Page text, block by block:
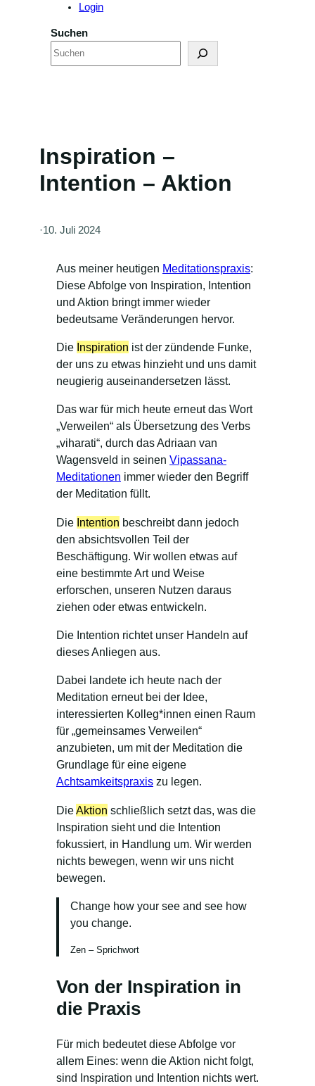
Login
Suchen
Inspiration –
Intention – Aktion
·10. Juli 2024
Aus meiner heutigen Meditationspraxis:
Diese Abfolge von Inspiration, Intention
und Aktion bringt immer wieder
bedeutsame Veränderungen hervor.
Die Inspiration ist der zündende Funke,
der uns zu etwas hinzieht und uns damit
neugierig auseinandersetzen lässt.
Das war für mich heute erneut das Wort
„Verweilen“ als Übersetzung des Verbs
„viharati“, durch das Adriaan van
Wagensveld in seinen Vipassana-
Meditationen immer wieder den Begriff
der Meditation füllt.
Die Intention beschreibt dann jedoch
den absichtsvollen Teil der
Beschäftigung. Wir wollen etwas auf
eine bestimmte Art und Weise
erforschen, unseren Nutzen daraus
ziehen oder etwas entwickeln.
Die Intention richtet unser Handeln auf
dieses Anliegen aus.
Dabei landete ich heute nach der
Meditation erneut bei der Idee,
interessierten Kolleg*innen einen Raum
für „gemeinsames Verweilen“
anzubieten, um mit der Meditation die
Grundlage für eine eigene
Achtsamkeitspraxis zu legen.
DieAktion schließlich setzt das, was die
Inspiration sieht und die Intention
fokussiert, in Handlung um. Wir werden
nichts bewegen, wenn wir uns nicht
bewegen.
Change how your see and see how
you change.
Zen – Sprichwort
Von der Inspiration in
die Praxis
Für mich bedeutet diese Abfolge vor
allem Eines: wenn die Aktion nicht folgt,
sind Inspiration und Intention nichts wert.